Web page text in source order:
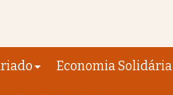
Economia Solidária